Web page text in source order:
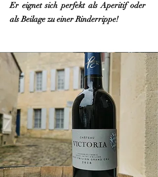
Er eignet sich perfekt als Aperitif oder
als Beilage zu einer Rinderrippe!